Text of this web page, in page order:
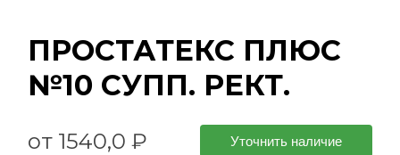
ПРОСТАТЕКС ПЛЮС
№10 СУПП. РЕКТ.
от 1540,0 ₽ Уточнить наличие